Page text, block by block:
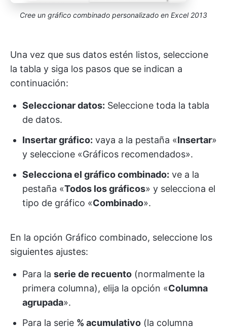
Cree un gráfico combinado personalizado en Excel 2013
Una vez que sus datos estén listos, seleccione
la tabla y siga los pasos que se indican a
continuación:
Seleccionar datos: Seleccione toda la tabla
de datos.
Insertar gráfico: vaya a la pestaña «Insertar»
y seleccione «Gráficos recomendados».
Selecciona el gráfico combinado: ve a la
pestaña «Todos los gráficos» y selecciona el
tipo de gráfico «Combinado».
En la opción Gráfico combinado, seleccione los
siguientes ajustes:
Para la serie de recuento (normalmente la
primera columna), elija la opción «Columna
agrupada».
Para la serie % acumulativo (la columna